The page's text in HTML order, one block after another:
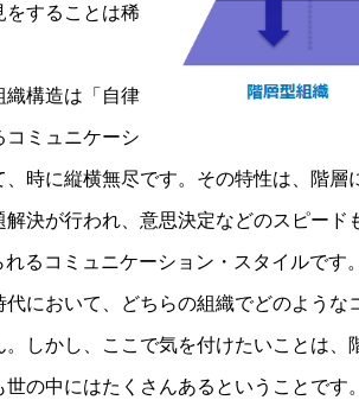
をすることは稀
織構造は「自律
コミュニケーシ
時に縦横無尽です。その特性は、階
決が行われ、意思決定などのスピー
るコミュニケーション・スタイルです。
において、どちらの組織でどのよう
しかし、ここで気を付けたいことは、
の中にはたくさんあるということです